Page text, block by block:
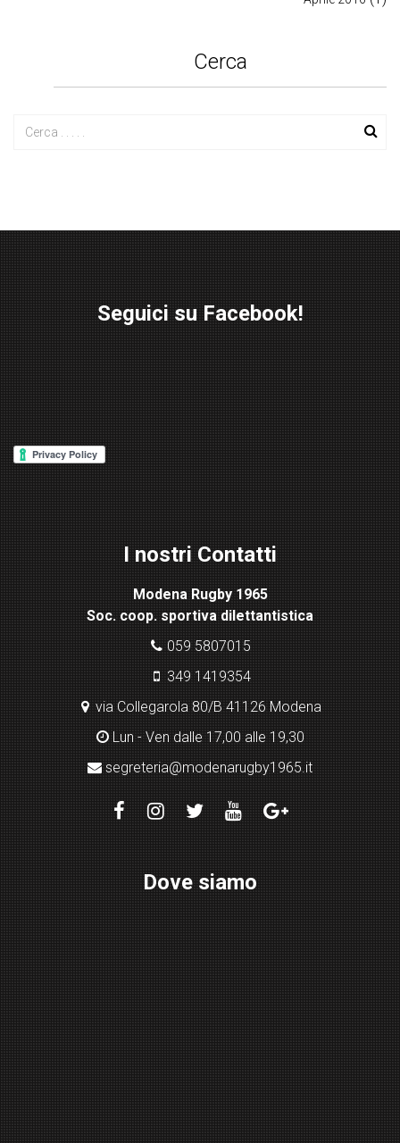
Cerca
Seguici su Facebook!
I nostri Contatti
Modena Rugby 1965
Soc. coop. sportiva dilettantistica
059 5807015
349 1419354
via Collegarola 80/B 41126 Modena
Lun - Ven dalle 17,00 alle 19,30
segreteria@modenarugby1965.it
Dove siamo